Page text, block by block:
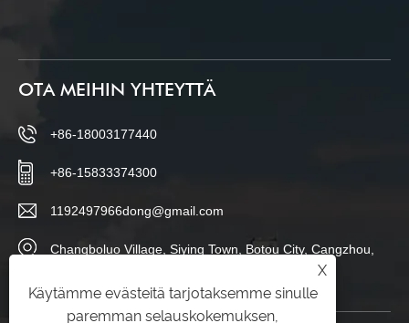
OTA MEIHIN YHTEYTTÄ
+86-18003177440
+86-15833374300
1192497966dong@gmail.com
Changboluo Village, Siying Town, Botou City, Cangzhou,
X
Käytämme evästeitä tarjotaksemme sinulle
paremman selauskokemuksen,